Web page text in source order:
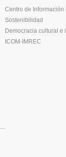
Centro de Información
Sostenibilidad
Democracia cultural e
ICOM-IMREC